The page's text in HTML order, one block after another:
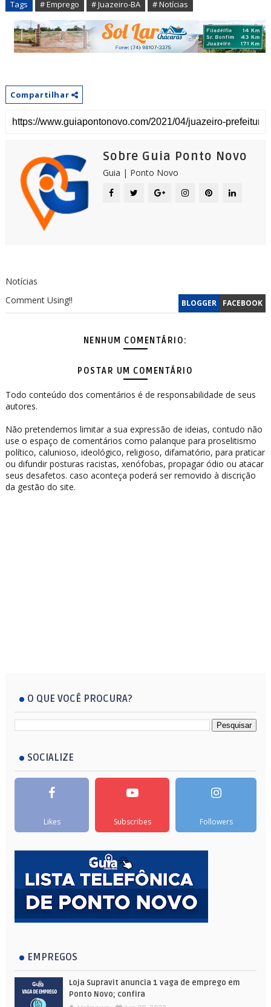
Tags # Emprego # Juazeiro-BA # Notícias
Compartilhar
Sobre Guia Ponto Novo
Guia | Ponto Novo
Notícias
BLOGGER FACEBOOK
Comment Using!!
NENHUM COMENTÁRIO:
POSTAR UM COMENTÁRIO
Todo conteúdo dos comentários é de responsabilidade de seus
autores.
Não pretendemos limitar a sua expressão de ideias, contudo não
use o espaço de comentários como palanque para proselitismo
político, calunioso, ideológico, religioso, difamatório, para praticar
ou difundir posturas racistas, xenófobas, propagar ódio ou atacar
seus desafetos. caso aconteça poderá ser removido à discrição
da gestão do site.
O QUE VOCÊ PROCURA?
SOCIALIZE
Likes Subscribes Followers
EMPREGOS
Loja Supravit anuncia 1 vaga de emprego em
Ponto Novo; confira